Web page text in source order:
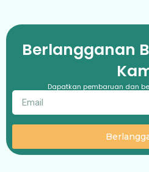
Berlangganan
Dapatkan pembaruan dan